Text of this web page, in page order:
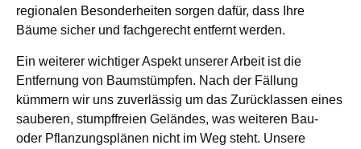
regionalen Besonderheiten sorgen dafür, dass Ihre
Bäume sicher und fachgerecht entfernt werden.
Ein weiterer wichtiger Aspekt unserer Arbeit ist die
Entfernung von Baumstümpfen. Nach der Fällung
kümmern wir uns zuverlässig um das Zurücklassen eines
sauberen, stumpffreien Geländes, was weiteren Bau-
oder Pflanzungsplänen nicht im Weg steht. Unsere